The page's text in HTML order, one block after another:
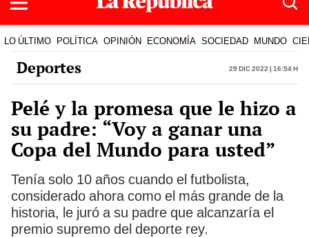
LO ÚLTIMO POLÍTICA OPINIÓN ECONOMÍA SOCIEDAD MUNDO
Deportes 29 Dic 2022 | 16:54 h
Pelé y la promesa que le hizo a
su padre: “Voy a ganar una
Copa del Mundo para usted”
Tenía solo 10 años cuando el futbolista,
considerado ahora como el más grande de la
historia, le juró a su padre que alcanzaría el
premio supremo del deporte rey.